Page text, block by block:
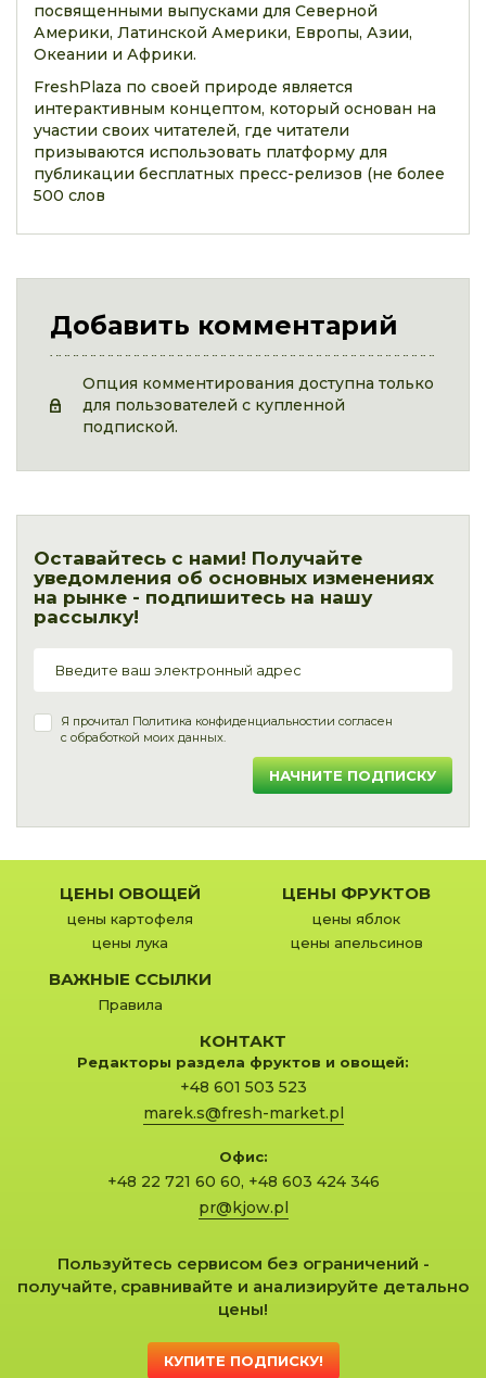
посвященными выпусками для Северной
Америки, Латинской Америки, Европы, Азии,
Океании и Африки.
FreshPlaza по своей природе является
интерактивным концептом, который основан на
участии своих читателей, где читатели
призываются использовать платформу для
публикации бесплатных пресс-релизов (не более
500 слов
Добавить комментарий
Опция комментирования доступна только
для пользователей с купленной
подпиской.
Оставайтесь с нами! Получайте
уведомления об основных изменениях
на рынке - подпишитесь на нашу
рассылку!
Я прочитал Политика конфиденциальностии согласен
с обработкой моих данных.
НАЧНИТЕ ПОДПИСКУ
ЦЕНЫ ОВОЩЕЙ
цены картофеля
цены лука
ЦЕНЫ ФРУКТОВ
цены яблок
цены апельсинов
ВАЖНЫЕ ССЫЛКИ
Правила
КОНТАКТ
Редакторы раздела фруктов и овощей:
+48 601 503 523
marek.s@fresh-market.pl
Офис:
+48 22 721 60 60, +48 603 424 346
pr@kjow.pl
Пользуйтесь сервисом без ограничений -
получайте, сравнивайте и анализируйте детально
цены!
КУПИТЕ ПОДПИСКУ!